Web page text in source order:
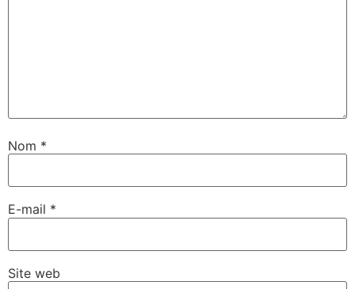
Nom *
E-mail *
Site web